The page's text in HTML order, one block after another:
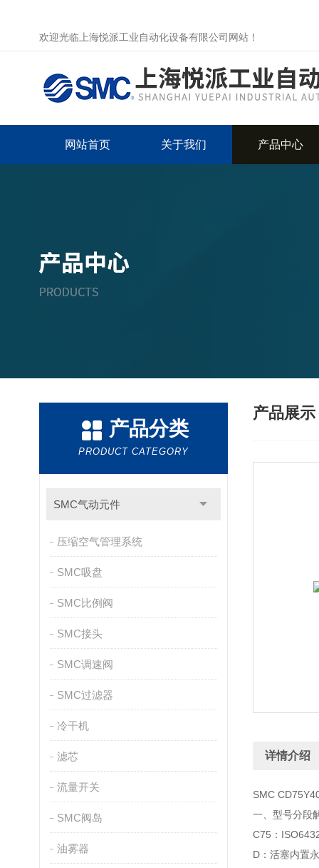
欢迎光临上海悦派工业自动化设备有限公司网站！
网站首页 关于我们 产品中心
产品分类
PRODUCT CATEGORY
SMC气动元件
压缩空气管理系统
SMC吸盘
SMC比例阀
SMC接头
SMC调速阀
SMC过滤器
冷干机
滤芯
流量开关
SMC阀岛
油雾器
产品展示
详情介绍
SMC
一、型号分段
C75：
D：活塞内置